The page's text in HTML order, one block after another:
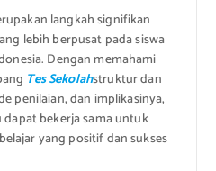
langkah signifikan
lebih berpusat pada siswa
Dengan memahami
Tes Sekolahstruktur dan
penilaian, dan implikasinya,
bekerja sama untuk
yang positif dan sukses